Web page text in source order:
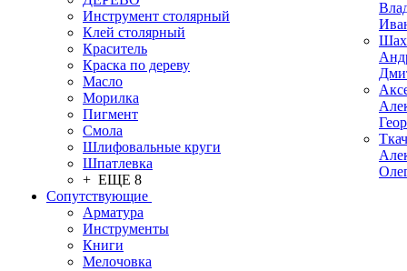
Инструмент столярный
Клей столярный
Краситель
Краска по дереву
Масло
Морилка
Пигмент
Смола
Шлифовальные круги
Шпатлевка
+ ЕЩЕ 8
Сопутствующие
Арматура
Инструменты
Книги
Мелочовка